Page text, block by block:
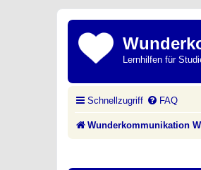
Lernhilfen für
Schnellzugriff FAQ
Wunderkommunikation